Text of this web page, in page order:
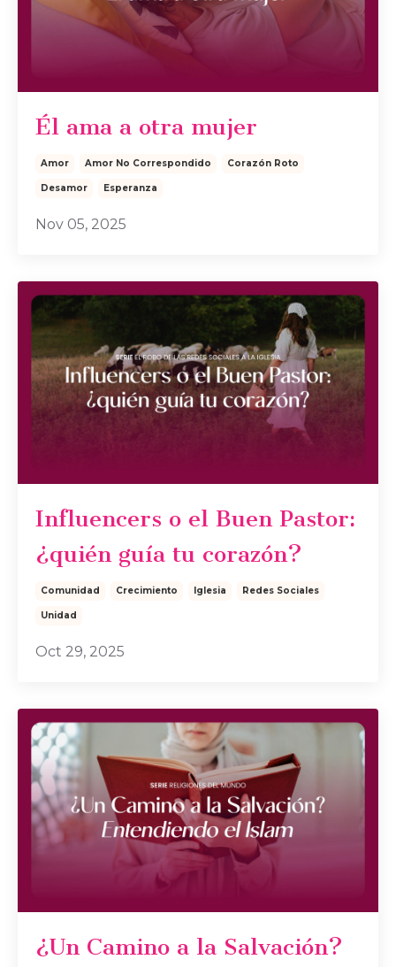
Él ama a otra mujer
Amor Amor No Correspondido Corazón Roto
Desamor Esperanza
Nov 05, 2025
Influencers o el Buen Pastor:
¿quién guía tu corazón?
Comunidad Crecimiento Iglesia Redes Sociales
Unidad
Oct 29, 2025
¿Un Camino a la Salvación?